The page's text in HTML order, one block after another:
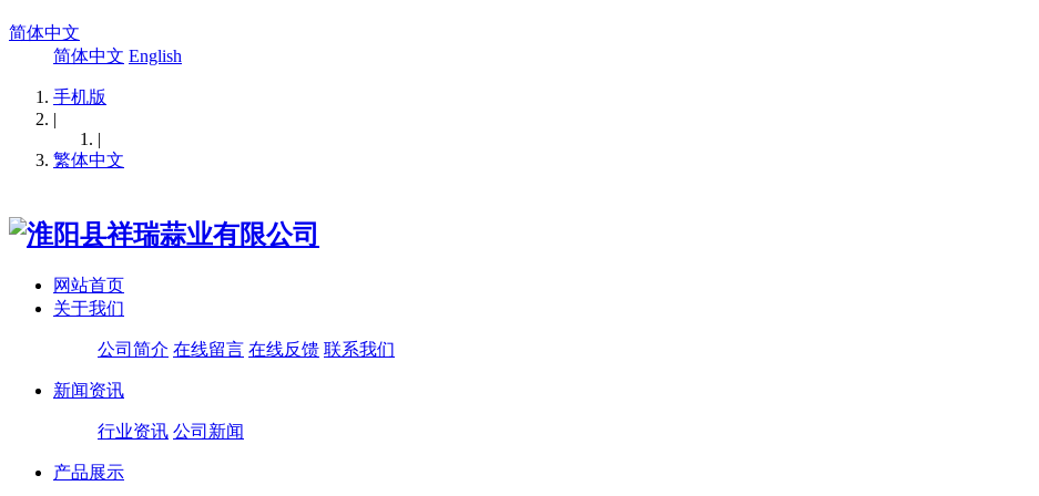
简体中文
简体中文 English
手机版
|
|
繁体中文
网站首页
关于我们
公司简介 在线留言 在线反馈 联系我们
新闻资讯
行业资讯 公司新闻
产品展示